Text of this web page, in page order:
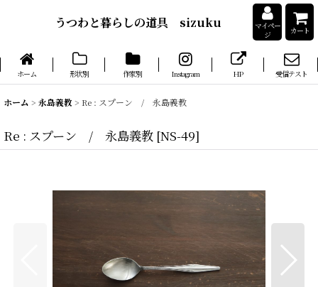
うつわと暮らしの道具 sizuku
マイペー
ジ
カート
ホーム 形状別 作家別 Instagram HP 受信テスト
ホーム > 永島義教 > Re : スプーン / 永島義教
Re : スプーン / 永島義教 [NS-49]